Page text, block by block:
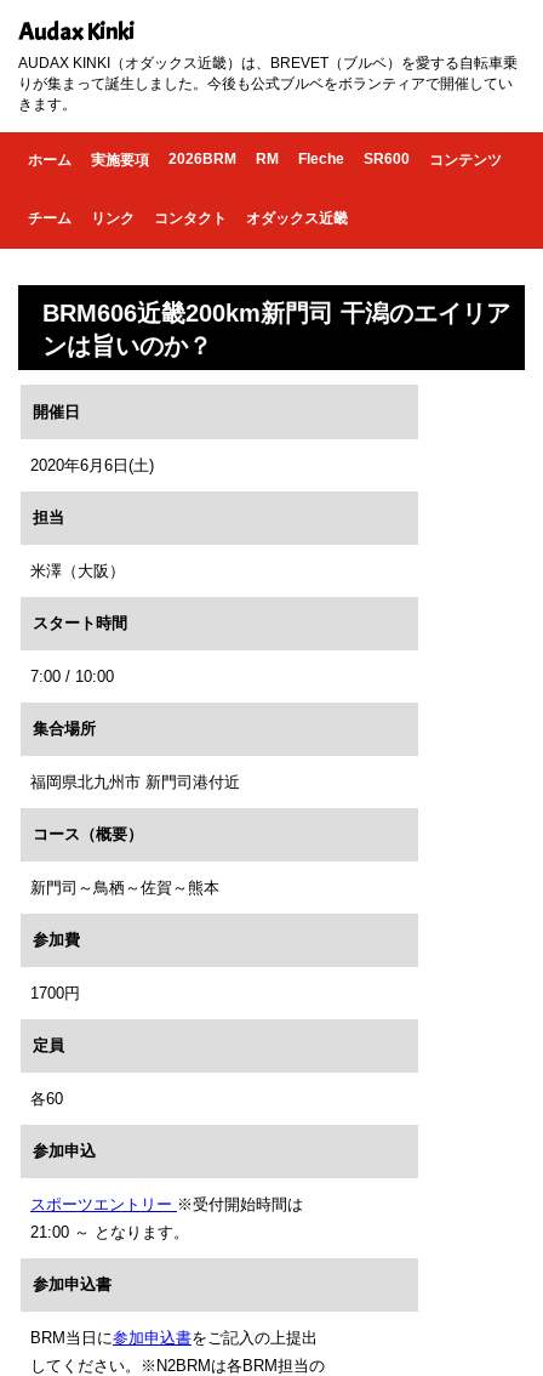
Audax Kinki
AUDAX KINKI（オダックス近畿）は、BREVET（ブルベ）を愛する自転車乗
りが集まって誕生しました。今後も公式ブルベをボランティアで開催してい
きます。
ホーム 実施要項 2026BRM RM Fleche SR600 コンテンツ
チーム リンク コンタクト オダックス近畿
BRM606近畿200km新門司 干潟のエイリア
ンは旨いのか？
開催日
2020年6月6日(土)
担当
米澤（大阪）
スタート時間
7:00 / 10:00
集合場所
福岡県北九州市 新門司港付近
コース（概要）
新門司～鳥栖～佐賀～熊本
参加費
1700円
定員
各60
参加申込
スポーツエントリー ※受付開始時間は
21:00 ～ となります。
参加申込書
BRM当日に参加申込書をご記入の上提出
してください。※N2BRMは各BRM担当の